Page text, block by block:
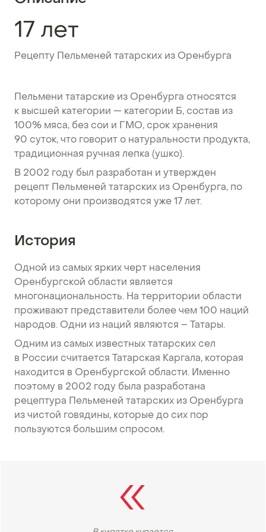
17 лет
Рецепту Пельменей татарских из Оренбурга
Пельмени татарские из Оренбурга относятся
к высшей категории — категории Б, состав из
100% мяса, без сои и ГМО, срок хранения
90 суток, что говорит о натуральности продукта,
традиционная ручная лепка (ушко).
В 2002 году был разработан и утвержден
рецепт Пельменей татарских из Оренбурга, по
которому они производятся уже 17 лет.
История
Одной из самых ярких черт населения
Оренбургской области является
многонациональность. На территории области
проживают представители более чем 100 наций
народов. Одни из наций являются – Татары.
Одним из самых известных татарских сел
в России считается Татарская Каргала, которая
находится в Оренбургской области. Именно
поэтому в 2002 году была разработана
рецептура Пельменей татарских из Оренбурга
из чистой говядины, которые до сих пор
пользуются большим спросом.